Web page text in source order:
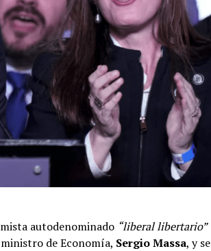
autodenominado “liberal libertario”
de Economía, Sergio Massa, y se